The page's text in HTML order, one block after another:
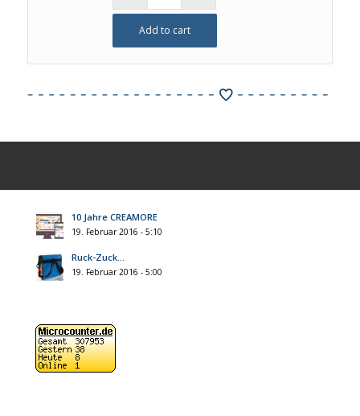
Add to cart
10 Jahre CREAMORE
19. Februar 2016 - 5:10
Ruck-Zuck…
19. Februar 2016 - 5:00